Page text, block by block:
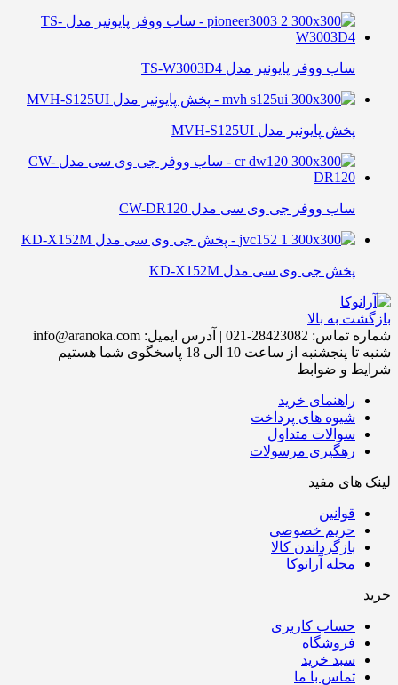
ساب ووفر پایونیر مدل TS-W3003D4
پخش پایونیر مدل MVH-S125UI
ساب ووفر جی وی سی مدل CW-DR120
پخش جی وی سی مدل KD-X152M
بازگشت به بالا
شماره تماس: 28423082-021
| آدرس ایمیل: info@aranoka.com
|
شنبه تا پنجشنبه از ساعت 10 الی 18 پاسخگوی شما هستیم
شرایط و ضوابط
راهنمای خرید
شیوه های پرداخت
سوالات متداول
رهگیری مرسولات
لینک های مفید
قوانین
حریم خصوصی
بازگرداندن کالا
مجله آرانوکا
خرید
حساب کاربری
فروشگاه
سبد خرید
تماس با ما